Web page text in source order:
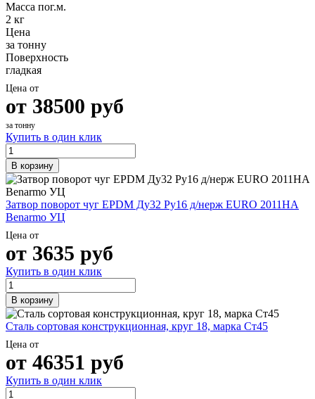
Масса пог.м.
2 кг
Цена
за тонну
Поверхность
гладкая
Цена от
от 38500 руб
за тонну
Купить в один клик
В корзину
Затвор поворот чуг EPDM Ду32 Ру16 д/нерж EURO 2011HA
Benarmo УЦ
Цена от
от 3635 руб
Купить в один клик
В корзину
Сталь сортовая конструкционная, круг 18, марка Ст45
Цена от
от 46351 руб
Купить в один клик